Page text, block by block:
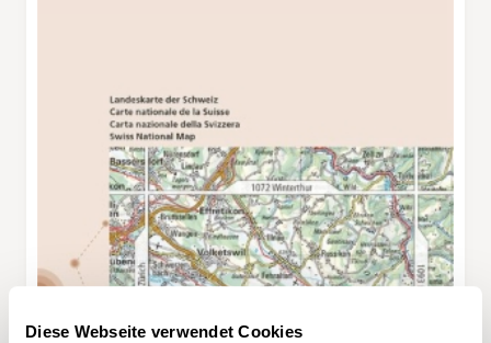
Diese Webseite verwendet Cookies